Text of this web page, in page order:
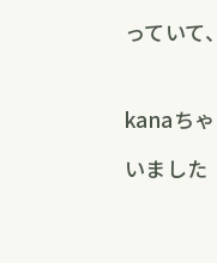
っていて
kanaち
いました